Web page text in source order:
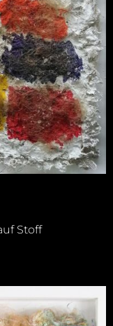
Stoff